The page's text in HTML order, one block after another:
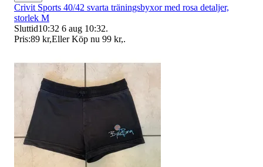
Crivit Sports 40/42 svarta träningsbyxor med rosa detaljer,
storlek M
Sluttid10:32 6 aug 10:32.
Pris:89 kr,Eller Köp nu 99 kr,.